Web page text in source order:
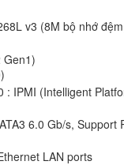
v3 (8M bộ nhớ
Gen1)
: IPMI (Intelligent
6.0 Gb/s, Support
LAN ports